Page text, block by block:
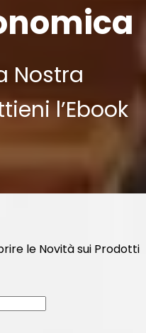
Nostra
l’Ebook
le Novità sui Prodotti